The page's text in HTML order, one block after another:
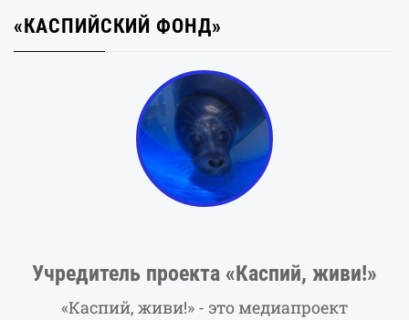
«КАСПИЙСКИЙ ФОНД»
Учредитель проекта «Каспий, живи!»
«Каспий, живи!» - это медиапроект